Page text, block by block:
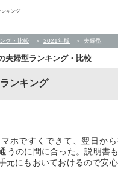
ンキング
グ・比較 2021年版 夫婦型
夫婦型ランキング・比較
ンキング
ホですくできて、翌日か
うのに間に合った。説明書
元にもおいておけるので安